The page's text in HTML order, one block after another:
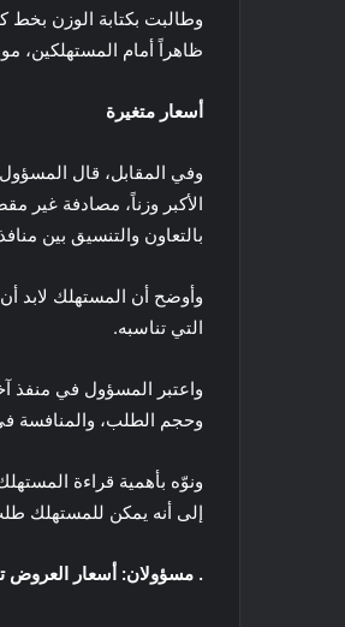
وطالبت بكتابة الوزن بخط
ظاهراً أمام المستهلكين،
أسعار متغيرة
وفي المقابل، قال
الأكبر وزناً، مصادفة غير
بالتعاون والتنسيق بين
وأوضح أن المستهلك لابد
التي تناسبه.
واعتبر المسؤول في منفذ
وحجم الطلب، والمنافسة
ونوّه بأهمية قراءة
إلى أنه يمكن للمستهلك
. مسؤولان: أسعار العروض